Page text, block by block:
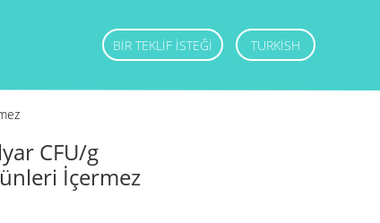
BIR TEKLIF ISTEĞI TURKISH
CFU/g
İçermez